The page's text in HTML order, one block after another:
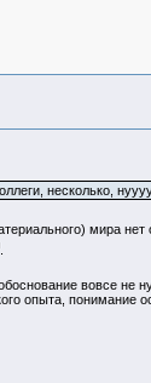
несколько,
мира
вовсе не
опыта, понимание